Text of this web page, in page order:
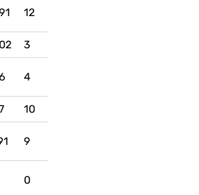
12
3
4
10
9
0